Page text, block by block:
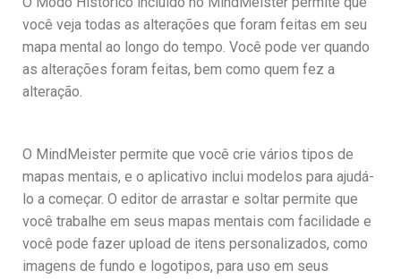
você veja todas as alterações que foram feitas em seu
mapa mental ao longo do tempo. Você pode ver quando
as alterações foram feitas, bem como quem fez a
alteração.
O MindMeister permite que você crie vários tipos de
mapas mentais, e o aplicativo inclui modelos para ajudá-
lo a começar. O editor de arrastar e soltar permite que
você trabalhe em seus mapas mentais com facilidade e
você pode fazer upload de itens personalizados, como
imagens de fundo e logotipos, para uso em seus